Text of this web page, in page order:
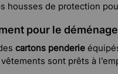
housses de protection
pour le
cartons penderie
sont prêts à